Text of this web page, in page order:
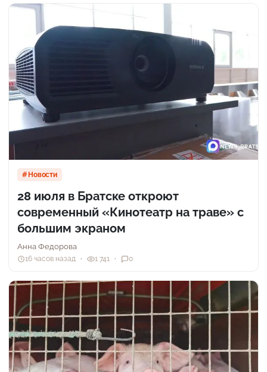
Новости
28 июля в Братске откроют
современный «Кинотеатр на траве» с
большим экраном
Анна Федорова
16 часов назад 1 741 0